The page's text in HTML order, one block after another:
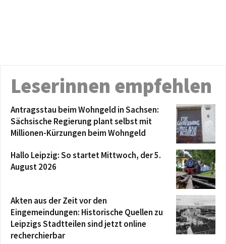
Leserinnen empfehlen
Antragsstau beim Wohngeld in Sachsen:
Sächsische Regierung plant selbst mit
Millionen-Kürzungen beim Wohngeld
Hallo Leipzig: So startet Mittwoch, der 5.
August 2026
Akten aus der Zeit vor den
Eingemeindungen: Historische Quellen zu
Leipzigs Stadtteilen sind jetzt online
recherchierbar